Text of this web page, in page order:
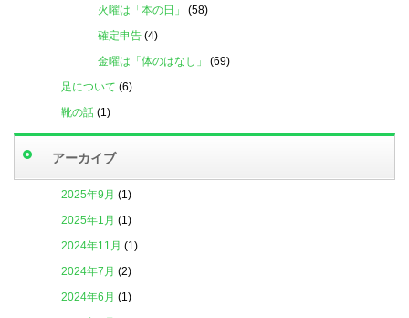
火曜は「本の日」
(58)
確定申告 (4)
金曜は「体のはなし」
(69)
足について (6)
靴の話 (1)
アーカイブ
2025年9月 (1)
2025年1月 (1)
2024年11月 (1)
2024年7月 (2)
2024年6月 (1)